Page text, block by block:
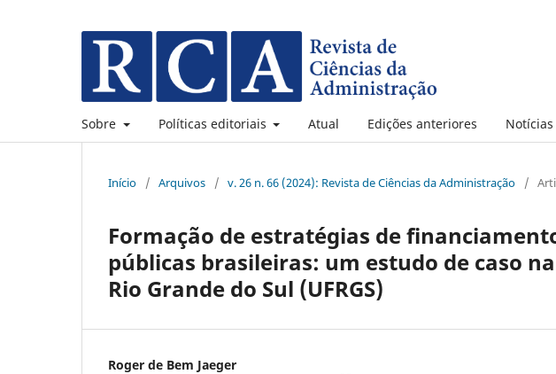
Sobre Políticas editoriais Atual Edições anteriores Notícias
Início / Arquivos / v. 26 n. 66 (2024): Revista de Ciências da Administração /
Formação de estratégias de
públicas brasileiras: um estudo de caso
Rio Grande do Sul (UFRGS)
Roger de Bem Jaeger